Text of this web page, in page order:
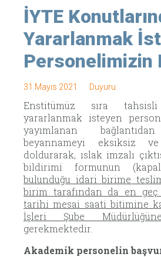
İYTE
Yararlanmak
Personelimizin
31 Mayıs 2021 Duyuru
Enstitümüz sıra tahsisli
yararlanmak isteyen
yayımlanan
beyannameyi eksiksiz
doldurarak, ıslak imzalı
bildirimi formunun
bulunduğu idari birime
birim tarafından da en geç
tarihi mesai saati bitimine
İşleri Şube
gerekmektedir.
Akademik personelin